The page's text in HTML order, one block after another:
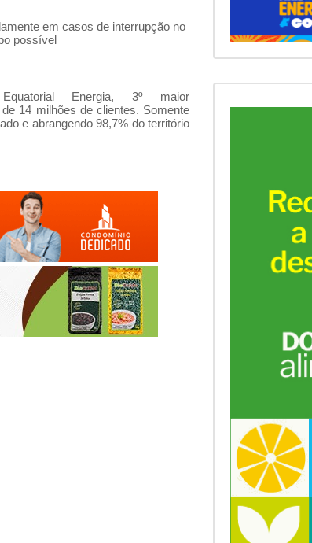
em casos de interrupção no
possível
Energia, 3º maior
de 14 milhões declientes. Somente
e abrangendo 98,7% doterritório